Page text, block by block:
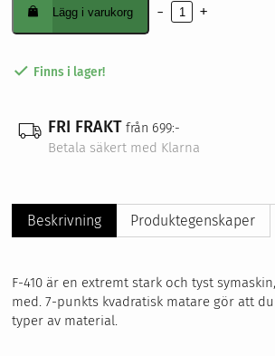
Lägg i varukorg -
Innovis
F410
+
Finns i lager!
FRI FRAKT från 699:-
Betala säkert med Klarna
Beskrivning Produktegenskaper
F-410 är en extremt stark och tyst
med. 7-punkts kvadratisk matare gör att
typer av material.